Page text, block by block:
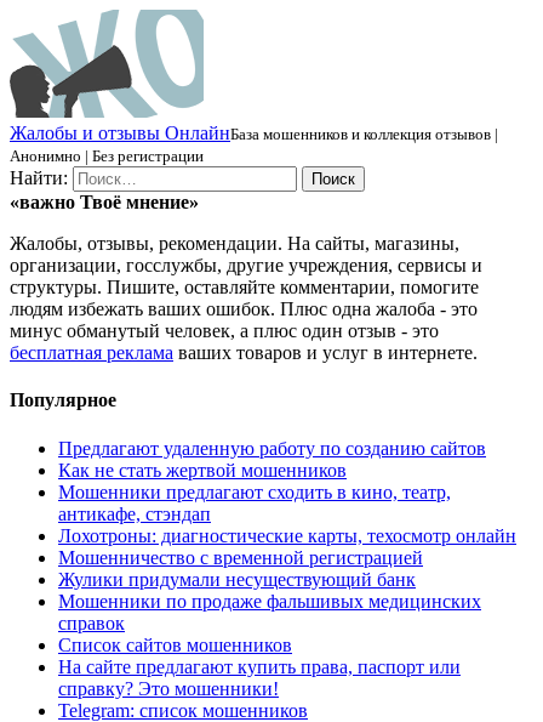
Жалобы и отзывы ОнлайнБаза мошенников и коллекция отзывов |
Анонимно | Без регистрации
Найти:
«важно Твоё мнение»
Жалобы, отзывы, рекомендации. На сайты, магазины,
организации, госслужбы, другие учреждения, сервисы и
структуры. Пишите, оставляйте комментарии, помогите
людям избежать ваших ошибок. Плюс одна жалоба - это
минус обманутый человек, а плюс один отзыв - это
бесплатная реклама ваших товаров и услуг в интернете.
Популярное
Предлагают удаленную работу по созданию сайтов
Как не стать жертвой мошенников
Мошенники предлагают сходить в кино, театр,
антикафе, стэндап
Лохотроны: диагностические карты, техосмотр онлайн
Мошенничество с временной регистрацией
Жулики придумали несуществующий банк
Мошенники по продаже фальшивых медицинских
справок
Список сайтов мошенников
На сайте предлагают купить права, паспорт или
справку? Это мошенники!
Telegram: список мошенников